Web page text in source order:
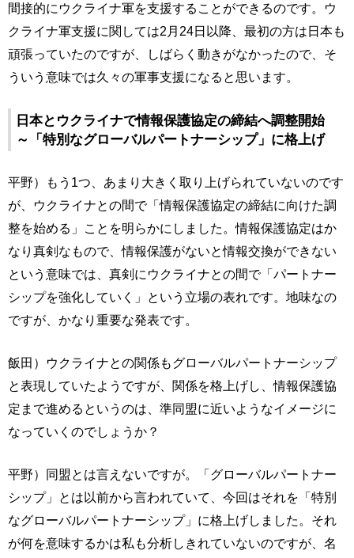
間接的にウクライナ軍を支援することができるのです。ウ
クライナ軍支援に関しては2月24日以降、最初の方は日本も
頑張っていたのですが、しばらく動きがなかったので、そ
ういう意味では久々の軍事支援になると思います。
日本とウクライナで情報保護協定の締結へ調整開始
～「特別なグローバルパートナーシップ」に格上げ
平野）もう1つ、あまり大きく取り上げられていないのです
が、ウクライナとの間で「情報保護協定の締結に向けた調
整を始める」ことを明らかにしました。情報保護協定はか
なり真剣なもので、情報保護がないと情報交換ができない
という意味では、真剣にウクライナとの間で「パートナー
シップを強化していく」という立場の表れです。地味なの
ですが、かなり重要な発表です。
飯田）ウクライナとの関係もグローバルパートナーシップ
と表現していたようですが、関係を格上げし、情報保護協
定まで進めるというのは、準同盟に近いようなイメージに
なっていくのでしょうか？
平野）同盟とは言えないですが。「グローバルパートナー
シップ」とは以前から言われていて、今回はそれを「特別
なグローバルパートナーシップ」に格上げしました。それ
が何を意味するかは私も分析しきれていないのですが、名